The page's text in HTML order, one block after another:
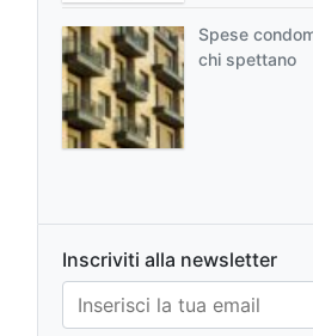
Spese condominiali: cosa includono e a
chi spettano
Inscriviti alla newsletter